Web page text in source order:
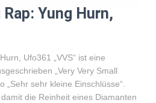
Yung Hurn,
Ufo361 „VVS“ ist eine
„Very Very Small
„Sehr sehr kleine Einschlüsse“.
die Reinheit eines Diamanten